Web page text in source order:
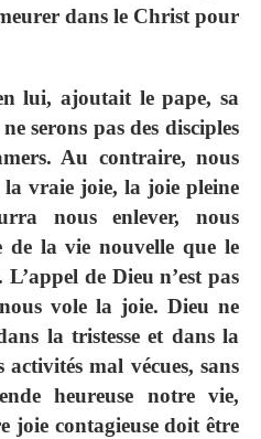
dans le Christ pour
lui, ajoutait le pape, sa
serons pas des disciples
Au contraire, nous
vraie joie, la joie pleine
nous enlever, nous
de la vie nouvelle que le
de Dieu n’est pas
vole la joie. Dieu ne
la tristesse et dans la
mal vécues, sans
heureuse notre vie,
joie contagieuse doit être